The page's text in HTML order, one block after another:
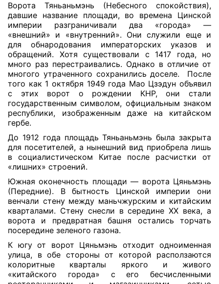
Ворота Тяньаньмэнь (Небесного спокойствия),
давшие название площади, во времена Цинской
империи разграничивали два «города» —
«внешний» и «внутренний». Они служили еще и
для обнародования императорских указов и
обращений.
Хотя существовали с 1417 года, но
много раз перестраивались. Однако в отличие от
многого утраченного сохранились доселе.
После
того как 1 октября 1949 года Мао Цзэдун объявил
с этих ворот о рождении КНР, они стали
государственным символом, официальным знаком
республики, изображенным даже на китайском
гербе.
До 1912 года площадь Тяньаньмэнь была закрыта
для посетителей, а нынешний вид приобрела лишь
в социалистическом Китае после расчистки от
«лишних» строений.
Южная оконечность площади — ворота Цяньмэнь
(Передние). В бытность Цинской империи они
венчали стену между маньчжурским и китайским
кварталами. Стену снесли в середине XX века, а
ворота и предвратная башня остались торчать
посередине зеленого газона.
К югу от ворот Цяньмэнь отходит одноименная
улица, в обе стороны от которой расползаются
колоритные кварталы яркого и живого
«китайского города» с его бесчисленными